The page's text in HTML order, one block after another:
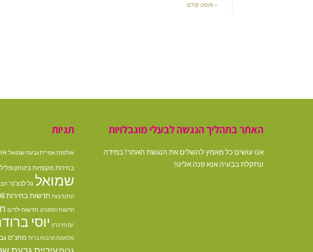
« פוסט קודם
האתר בתהליך הנגשה לבעלי מוגבלויות
אנו עושים כל מאמץ להשלים את הנגשת האתר! במידה
ונתקלת בבעיה אנא פנה אלינו!
תגיות
אולפנת אמי"ת גבעת שמואל
בחירות מקומיות ביטחון
שמואל גל לנצ'נר
התנדבות חדשות בחירות 2008
חדשות הספורט חדשות ילדים
יום הזיכרון יוסי
מלחמת חרבות ברזל מתנ"ס